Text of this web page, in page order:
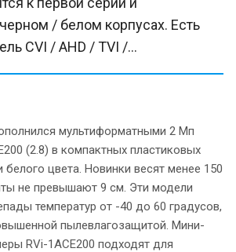
/ белом корпусах. Есть
CVI / AHD / TVI /...
мультиформатными 2 Мп
(2.8) в компактных пластиковых
белого цвета. Новинки весят менее 150
не превышают 9 см. Эти модели
температур от -40 до 60 градусов,
пылевлагозащитой. Мини-
RVi-1ACE200 подходят для